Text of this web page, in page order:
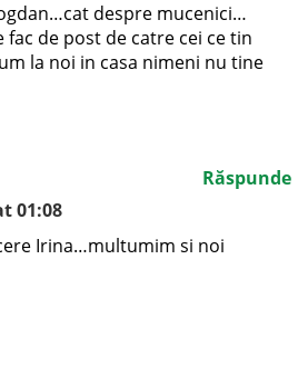
despre mucenici…
fac de post de catre cei ce tin
la noi in casa nimeni nu tine
01:08
Irina…multumim si noi
Răspunde